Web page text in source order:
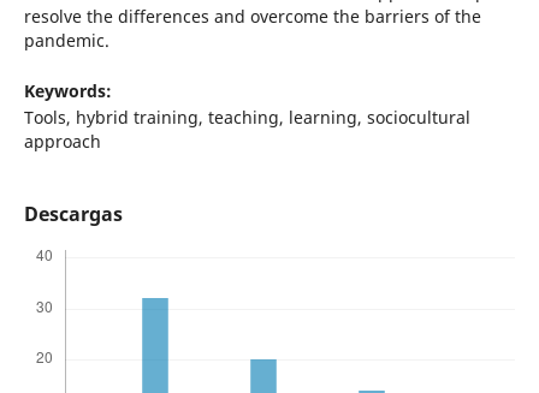
resolve the differences and overcome the barriers of the
pandemic.
Keywords:
Tools, hybrid training, teaching, learning, sociocultural
approach
Descargas